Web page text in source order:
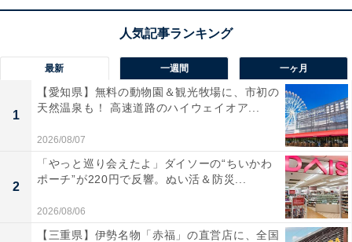
形状が、長時間のデスクワークを強力にサポートしてく
れる、まさに最高峰の仕事道具ですね！
ユーザーからは「スクロールの感触が病みつきになる」
「静音なのにクリック感がしっかりある」と絶賛の声が
届いています。一方で、「多機能な分、設定に慣れるま
で時間がかかる」という声も。作業効率を極限まで高め
たい人や、手に負担の少ないマウスを探している人に
は、おすすめの商品といえそうです。
最新 一週間 一ヶ月
1
【愛知県】無料の動物園＆観光牧場に、市初の
天然温泉も！ 高速道路のハイウェイオア...
2026/08/07
2
「やっと巡り会えたよ」ダイソーの“ちいかわ
ポーチ”が220円で反響。ぬい活＆防災...
2026/08/06
【三重県】伊勢名物「赤福」の直営店に、全国